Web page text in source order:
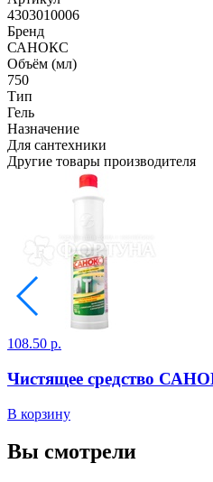
4303010006
Бренд
САНОКС
Объём (мл)
750
Тип
Гель
Назначение
Для сантехники
Другие товары производителя
108.50 р.
Чистящее средство
В корзину
Вы смотрели